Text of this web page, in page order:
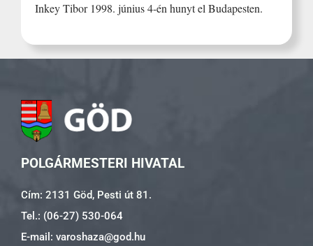
Inkey Tibor 1998. június 4-én hunyt el Budapesten.
POLGÁRMESTERI HIVATAL
Cím: 2131 Göd, Pesti út 81.
Tel.: (06-27) 530-064
E-mail: varoshaza@god.hu